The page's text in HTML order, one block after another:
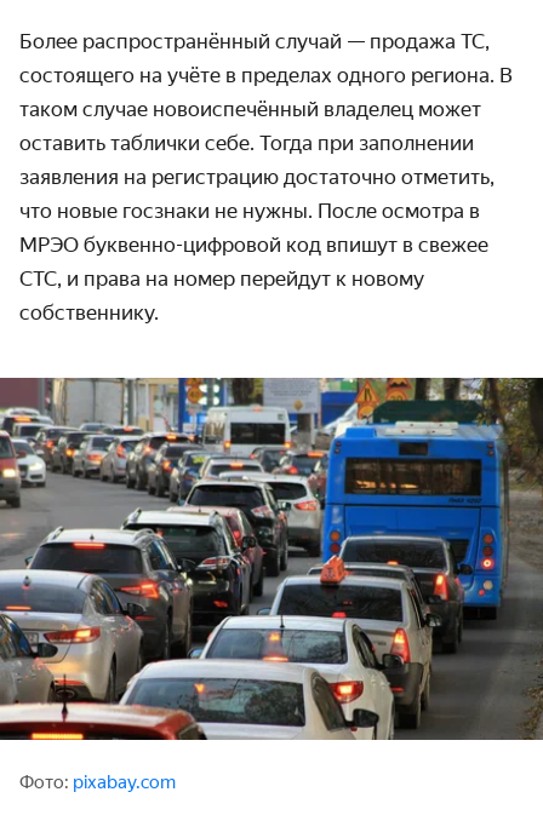
Более распространённый случай — продажа ТС,
состоящего на учёте в пределах одного региона. В
таком случае новоиспечённый владелец может
оставить таблички себе. Тогда при заполнении
заявления на регистрацию достаточно отметить,
что новые госзнаки не нужны. После осмотра в
МРЭО буквенно-цифровой код впишут в свежее
СТС, и права на номер перейдут к новому
собственнику.
Фото: pixabay.com